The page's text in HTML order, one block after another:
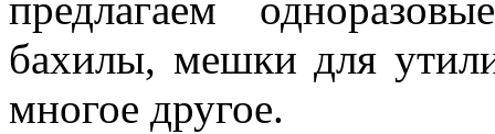
предлагаем
бахилы, мешки для
многое другое.